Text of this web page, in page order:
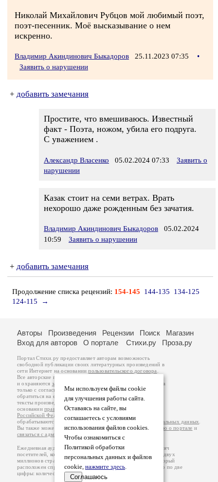
Николай Михайлович Рубцов мой любимый поэт,
поэт-песенник. Моё высказывание о нем
искренно.
Владимир Акиндинович Быкадоров 25.11.2023 07:35
•
Заявить о нарушении
+ добавить замечания
Простите, что вмешиваюсь. Известный
факт - Поэта, ножом, убила его подруга.
С уважением .
Александр Власенко 05.02.2024 07:33
Заявить о
нарушении
Казак стоит на семи ветрах. Врать
нехорошо даже рожденным без зачатия.
Владимир Акиндинович Быкадоров 05.02.2024
10:59
Заявить о нарушении
+ добавить замечания
Продолжение списка рецензий: 154-145 144-135
134-125
124-115
→
Мы используем файлы cookie
для улучшения работы сайта.
Оставаясь на сайте, вы
соглашаетесь с условиями
использования файлов cookies.
Чтобы ознакомиться с
Политикой обработки
персональных данных и файлов
cookie, нажмите здесь.
Соглашаюсь
Авторы Произведения Рецензии Поиск
Магазин
Вход для авторов
О портале Стихи.ру Проза.ру
Портал Стихи.ру предоставляет авторам возможность
свободной публикации своих литературных произведений в
сети Интернет на основаниипользовательского договора
Все авторские права на произведения принадлежат авторам
и охраняются законом
. Перепечатка произведений возможна
только с согласия его автора, к которому вы можете
обратиться на его авторской странице. Ответственность за
тексты произведений авторы несут самостоятельно на
основанииправил публикацииизаконодательства
Российской Федерации
обрабатываются на основанииПолитики обработки персональных данных
Вы также можете посмотреть более подробнуюинформацию о портале и
связаться с администрацией
Ежедневная аудитория портала Стихи.ру – порядка 200 тысяч
посетителей, которые в общей сумме просматривают более двух
миллионов страниц по данным счетчика посещаемости, который
расположен справа от этого текста. В каждой графе указано по две
цифры: количество просмотров и количество посетителей.